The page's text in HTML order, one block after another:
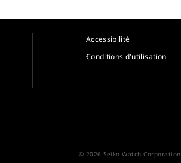
Accessibilité
Conditions d'utilisation
© 2026 Seiko Watch Corporation